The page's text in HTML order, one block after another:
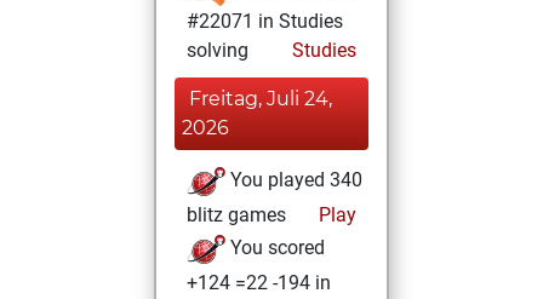
#22071 in Studies
solving
Studies
Freitag, Juli 24,
2026
You played 340
blitz games
Play
You scored
+124 =22 -194 in